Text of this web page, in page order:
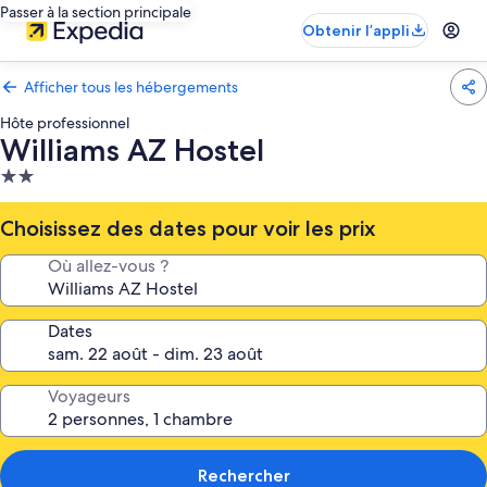
Passer à la section principale
Obtenir l’appli
Afficher tous les hébergements
Hôte professionnel
Williams AZ Hostel
Hébergement
2.0 étoiles
Choisissez des dates pour voir les prix
Où allez-vous ?
Dates
Voyageurs
Rechercher